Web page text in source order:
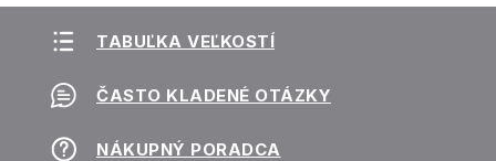
TABUĽKA VEĽKOSTÍ
ČASTO KLADENÉ OTÁZKY
NÁKUPNÝ PORADCA